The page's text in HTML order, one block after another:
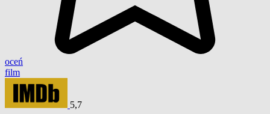
oceń
film
5,7